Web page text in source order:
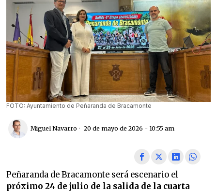
FOTO: Ayuntamiento de Peñaranda de Bracamonte
Miguel Navarro 20 de mayo de 2026 - 10:55 am
Peñaranda de Bracamonte será escenario el
próximo 24 de julio de la salida de la cuarta